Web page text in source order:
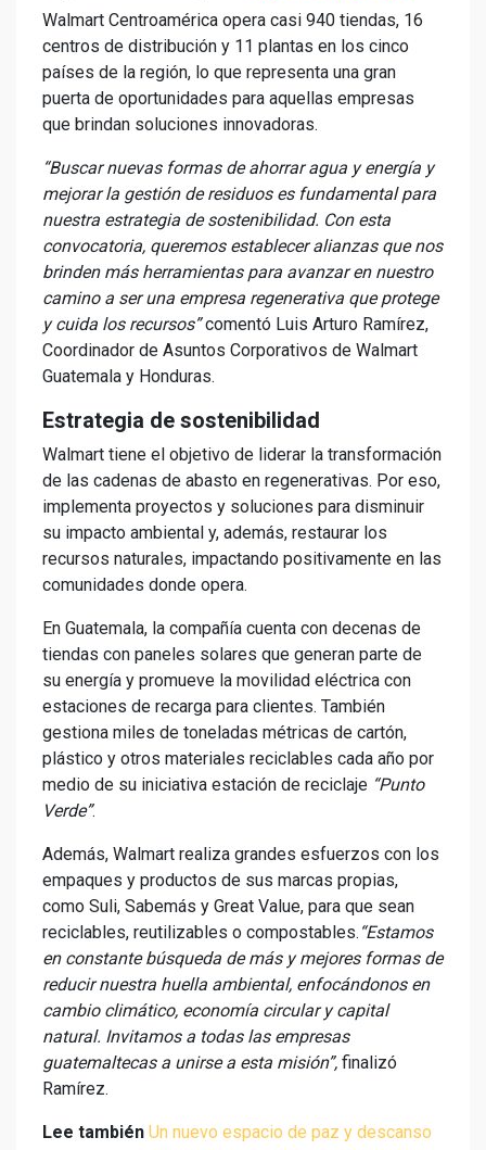
Walmart Centroamérica opera casi 940 tiendas, 16
centros de distribución y 11 plantas en los cinco
países de la región, lo que representa una gran
puerta de oportunidades para aquellas empresas
que brindan soluciones innovadoras.
“Buscar nuevas formas de ahorrar agua y energía y
mejorar la gestión de residuos es fundamental para
nuestra estrategia de sostenibilidad. Con esta
convocatoria, queremos establecer alianzas que nos
brinden más herramientas para avanzar en nuestro
camino a ser una empresa regenerativa que protege
y cuida los recursos”comentó Luis Arturo Ramírez,
Coordinador de Asuntos Corporativos de Walmart
Guatemala y Honduras.
Estrategia de sostenibilidad
Walmart tiene el objetivo de liderar la transformación
de las cadenas de abasto en regenerativas. Por eso,
implementa proyectos y soluciones para disminuir
su impacto ambiental y, además, restaurar los
recursos naturales, impactando positivamente en las
comunidades donde opera.
En Guatemala, la compañía cuenta con decenas de
tiendas con paneles solares que generan parte de
su energía y promueve la movilidad eléctrica con
estaciones de recarga para clientes. También
gestiona miles de toneladas métricas de cartón,
plástico y otros materiales reciclables cada año por
medio de su iniciativa estación de reciclaje “Punto
Verde”.
Además, Walmart realiza grandes esfuerzos con los
empaques y productos de sus marcas propias,
como Suli, Sabemás y Great Value, para que sean
reciclables, reutilizables o compostables. “Estamos
en constante búsqueda de más y mejores formas de
reducir nuestra huella ambiental, enfocándonos en
cambio climático, economía circular y capital
natural. Invitamos a todas las empresas
guatemaltecas a unirse a esta misión”, finalizó
Ramírez.
Lee también Un nuevo espacio de paz y descanso